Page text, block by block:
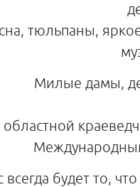
тюльпаны,
Милые дамы,
всегда будет то,